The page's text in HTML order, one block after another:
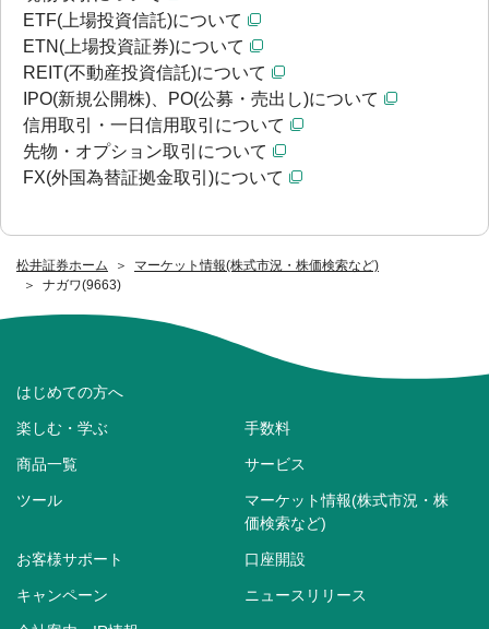
松井証券ホーム
マーケット情報(株式市況・株価検索など)
ナガワ(9663)
ETF(上場投資信託)について
ETN(上場投資証券)について
REIT(不動産投資信託)について
IPO(新規公開株)、PO(公募・売出し)について
信用取引・一日信用取引について
先物・オプション取引について
FX(外国為替証拠金取引)について
はじめての方へ
楽しむ・学ぶ 手数料
商品一覧 サービス
ツール
マーケット情報(株式市況・株
価検索など)
お客様サポート 口座開設
キャンペーン ニュースリリース